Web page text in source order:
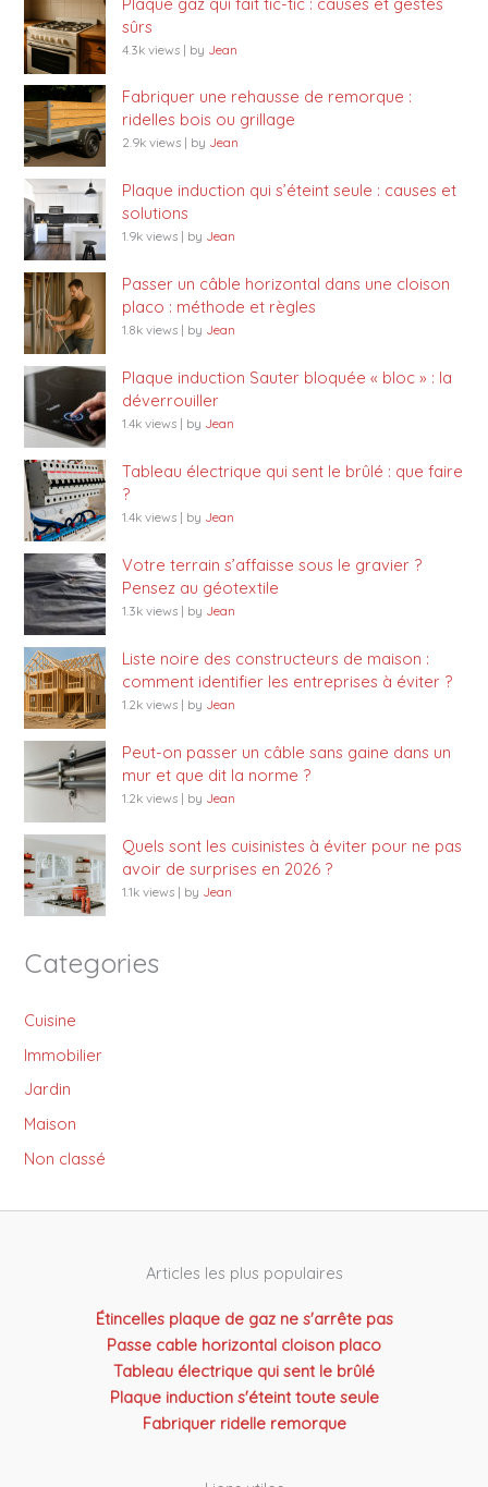
sûrs
4.3k views | by Jean
Fabriquer une rehausse de remorque :
ridelles bois ou grillage
2.9k views | by Jean
Plaque induction qui s’éteint seule : causes et
solutions
1.9k views | by Jean
Passer un câble horizontal dans une cloison
placo : méthode et règles
1.8k views | by Jean
Plaque induction Sauter bloquée « bloc » : la
déverrouiller
1.4k views | by Jean
Tableau électrique qui sent le brûlé : que faire
?
1.4k views | by Jean
Votre terrain s’affaisse sous le gravier ?
Pensez au géotextile
1.3k views | by Jean
Liste noire des constructeurs de maison :
comment identifier les entreprises à éviter ?
1.2k views | by Jean
Peut-on passer un câble sans gaine dans un
mur et que dit la norme ?
1.2k views | by Jean
Quels sont les cuisinistes à éviter pour ne pas
avoir de surprises en 2026 ?
1.1k views | by Jean
Categories
Cuisine
Immobilier
Jardin
Maison
Non classé
Articles les plus populaires
Étincelles plaque de gaz ne s'arrête pas
Passe cable horizontal cloison placo
Tableau électrique qui sent le brûlé
Plaque induction s'éteint toute seule
Fabriquer ridelle remorque